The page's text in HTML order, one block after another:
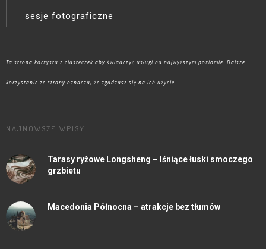
sesje fotograficzne
Ta strona korzysta z ciasteczek aby świadczyć usługi na najwyższym poziomie. Dalsze
korzystanie ze strony oznacza, że zgadzasz się na ich użycie.
NAJNOWSZE WPISY
Tarasy ryżowe Longsheng – lśniące łuski smoczego
grzbietu
Macedonia Północna – atrakcje bez tłumów